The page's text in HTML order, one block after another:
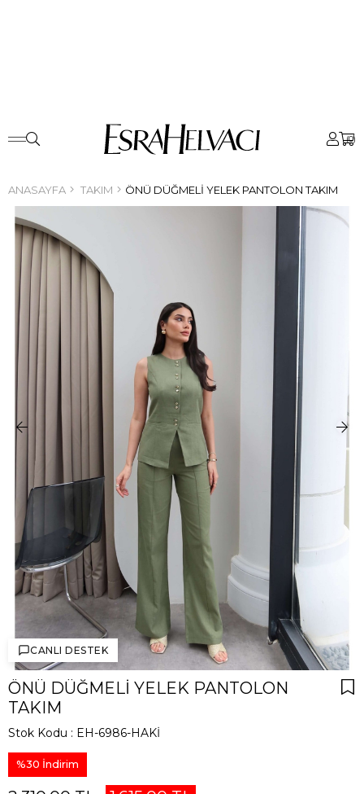
0
ANASAYFA TAKIM ÖNÜ DÜĞMELI YELEK PANTOLON TAKIM
CANLI DESTEK
ÖNÜ DÜĞMELI YELEK PANTOLON
TAKIM
Stok Kodu EH-6986-HAKİ
%30 İndirim